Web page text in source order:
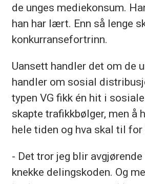
de unges mediekonsum.
han har lært. Enn så lenge
konkurransefortrinn.
Uansett handler det om de
handler om sosial
typen VG fikk én hit i
skapte trafikkbølger, men å
hele tiden og hva skal til
- Det tror jeg blir
knekke delingskoden. Og